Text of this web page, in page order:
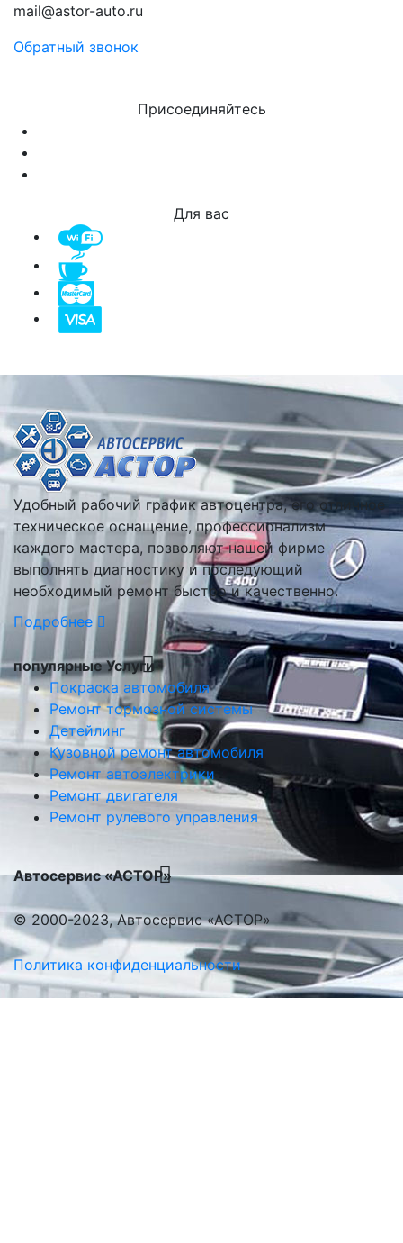
mail@astor-auto.ru
Обратный звонок
Присоединяйтесь
Для вас
Удобный рабочий график автоцентра, его отличное
техническое оснащение, профессионализм
каждого мастера, позволяют нашей фирме
выполнять диагностику и последующий
необходимый ремонт быстро и качественно.
Подробнее
популярные Услуги
Покраска автомобиля
Ремонт тормозной системы
Детейлинг
Кузовной ремонт автомобиля
Ремонт автоэлектрики
Ремонт двигателя
Ремонт рулевого управления
Автосервис «АСТОР»
© 2000-2023, Автосервис «АСТОР»
Политика конфиденциальности